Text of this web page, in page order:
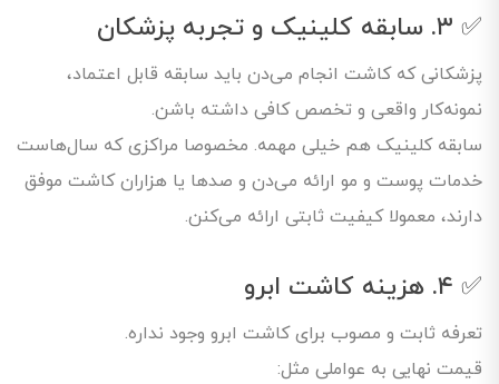
✅ ۳. سابقه کلینیک و تجربه پزشکان
پزشکانی که کاشت انجام می‌دن باید سابقه قابل اعتماد،
نمونه‌کار واقعی و تخصص کافی داشته باشن.
سابقه کلینیک هم خیلی مهمه. مخصوصا مراکزی که سال‌هاست
خدمات پوست و مو ارائه می‌دن و صدها یا هزاران کاشت موفق
دارند، معمولا کیفیت ثابتی ارائه می‌کنن.
✅ ۴. هزینه کاشت ابرو
تعرفه ثابت و مصوب برای کاشت ابرو وجود نداره.
قیمت نهایی به عواملی مثل: